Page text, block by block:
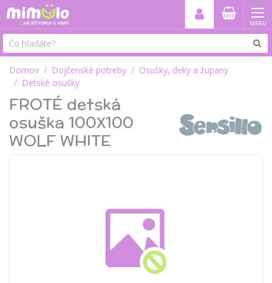
MENU
Domov Dojčenské potreby
Osušky, deky a župany
Detské osušky
FROTÉ detská
osuška 100X100
WOLF WHITE